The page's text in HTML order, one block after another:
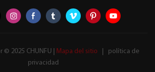
2025 CHUNFU | Mapa del sitio
política de
privacidad